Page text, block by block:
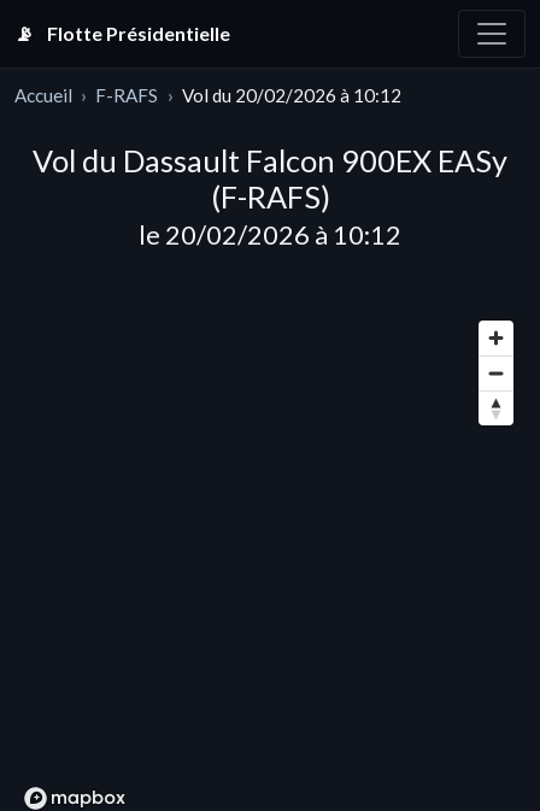
📡 Flotte Présidentielle
Accueil F-RAFS Vol du 20/02/2026 à 10:12
Vol du Dassault Falcon 900EX EASy
(F-RAFS)
le 20/02/2026 à 10:12